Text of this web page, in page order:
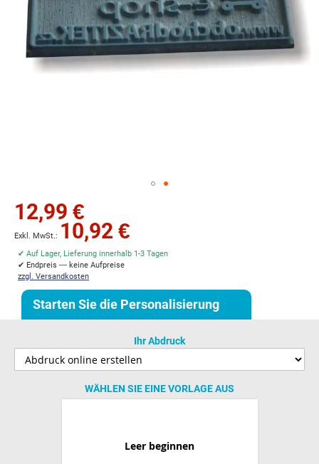
Anfang
springen
12,99 €
10,92 €
✔ Auf Lager, Lieferung innerhalb 1-3 Tagen
✔ Endpreis — keine Aufpreise
zzgl. Versandkosten
Starten Sie die Personalisierung
Ihr Abdruck
WÄHLEN SIE EINE VORLAGE AUS
Leer beginnen